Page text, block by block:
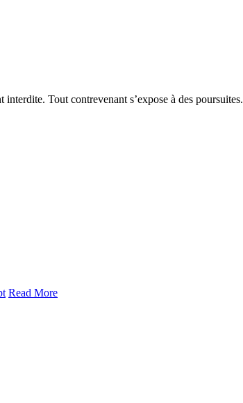
Tout contrevenant s’expose à des poursuites.
Read More